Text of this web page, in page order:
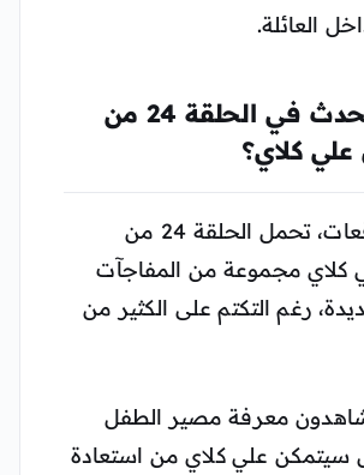
العائلة.
ماذا سيحدث في الحلقة 24 من
كلاي؟
بحسب التوقعات، تحمل الحلقة 24 من
مجموعة من المفاجآت
رغم التكتم على الكثير من
معرفة مصير الطفل
سيتمكن علي كلاي من استعادة